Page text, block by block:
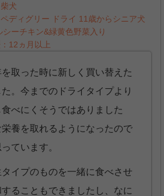
犬
ディグリー ドライ 11歳からシニア犬
シーチキン&緑黄色野菜入り
12ヵ月以上
取った時に新しく買い替えた
。今までのドライタイプより
べにくそうではありました
養を取れるようになったので
ています。
イプのものを一緒に食べさせ
ることもできましたし、なに